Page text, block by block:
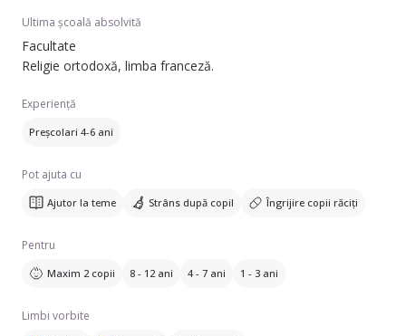
Ultima școală absolvită
Facultate
Religie ortodoxă, limba franceză.
Experiență
Preșcolari 4-6 ani
Pot ajuta cu
Ajutor la teme Strâns după copil Îngrijire copii răciți
Pentru
Maxim 2 copii 8 - 12 ani 4 - 7 ani 1 - 3 ani
Limbi vorbite